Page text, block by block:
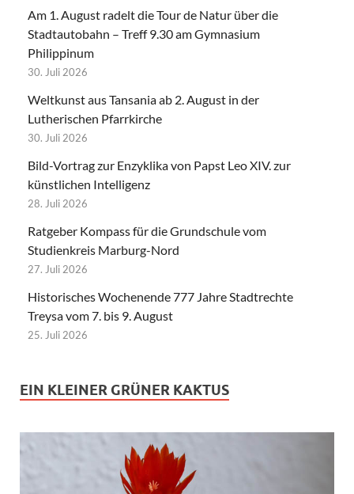
Am 1. August radelt die Tour de Natur über die
Stadtautobahn – Treff 9.30 am Gymnasium
Philippinum
30. Juli 2026
Weltkunst aus Tansania ab 2. August in der
Lutherischen Pfarrkirche
30. Juli 2026
Bild-Vortrag zur Enzyklika von Papst Leo XIV. zur
künstlichen Intelligenz
28. Juli 2026
Ratgeber Kompass für die Grundschule vom
Studienkreis Marburg-Nord
27. Juli 2026
Historisches Wochenende 777 Jahre Stadtrechte
Treysa vom 7. bis 9. August
25. Juli 2026
EIN KLEINER GRÜNER KAKTUS